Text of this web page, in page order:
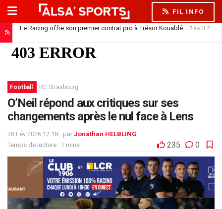
FIL INFO
Le Racing offre son premier contrat pro à Trésor Kouablé 7 août 2026
Football RC Strasbourg
O’Neil répond aux critiques sur ses
changements après le nul face à Lens
28 Fév 2026 12:18 par Jonathan HELBLING
Temps de lecture : 7 mins
235 0